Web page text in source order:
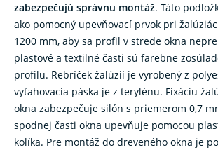
zabezpečujú správnu montáž. Táto
ako pomocný upevňovací prvok pri
1200 mm, aby sa profil v strede okna
plastové a textilné časti sú farebne
profilu. Rebríček žalúzií je vyrobený z
vyťahovacia páska je z terylénu. Fixáciu
okna zabezpečuje silón s priemerom 0,7
spodnej časti okna upevňuje pomocou
kolíka. Pre montáž do dreveného okna je